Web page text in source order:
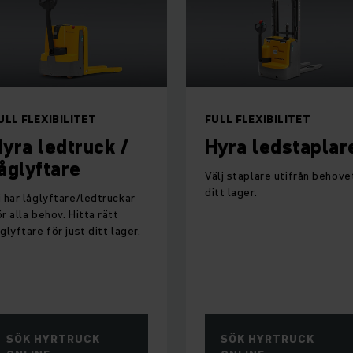
FLEXIBILITET
ledtruck /
har låglyftare/ledtruckar
alla behov. Hitta rätt
för just ditt lager.
SÖK HYRTRUCK
FULL FLEXIBILITET
Hyra
Välj staplare utifrån
ditt lager.
SÖK HYRTRUCK